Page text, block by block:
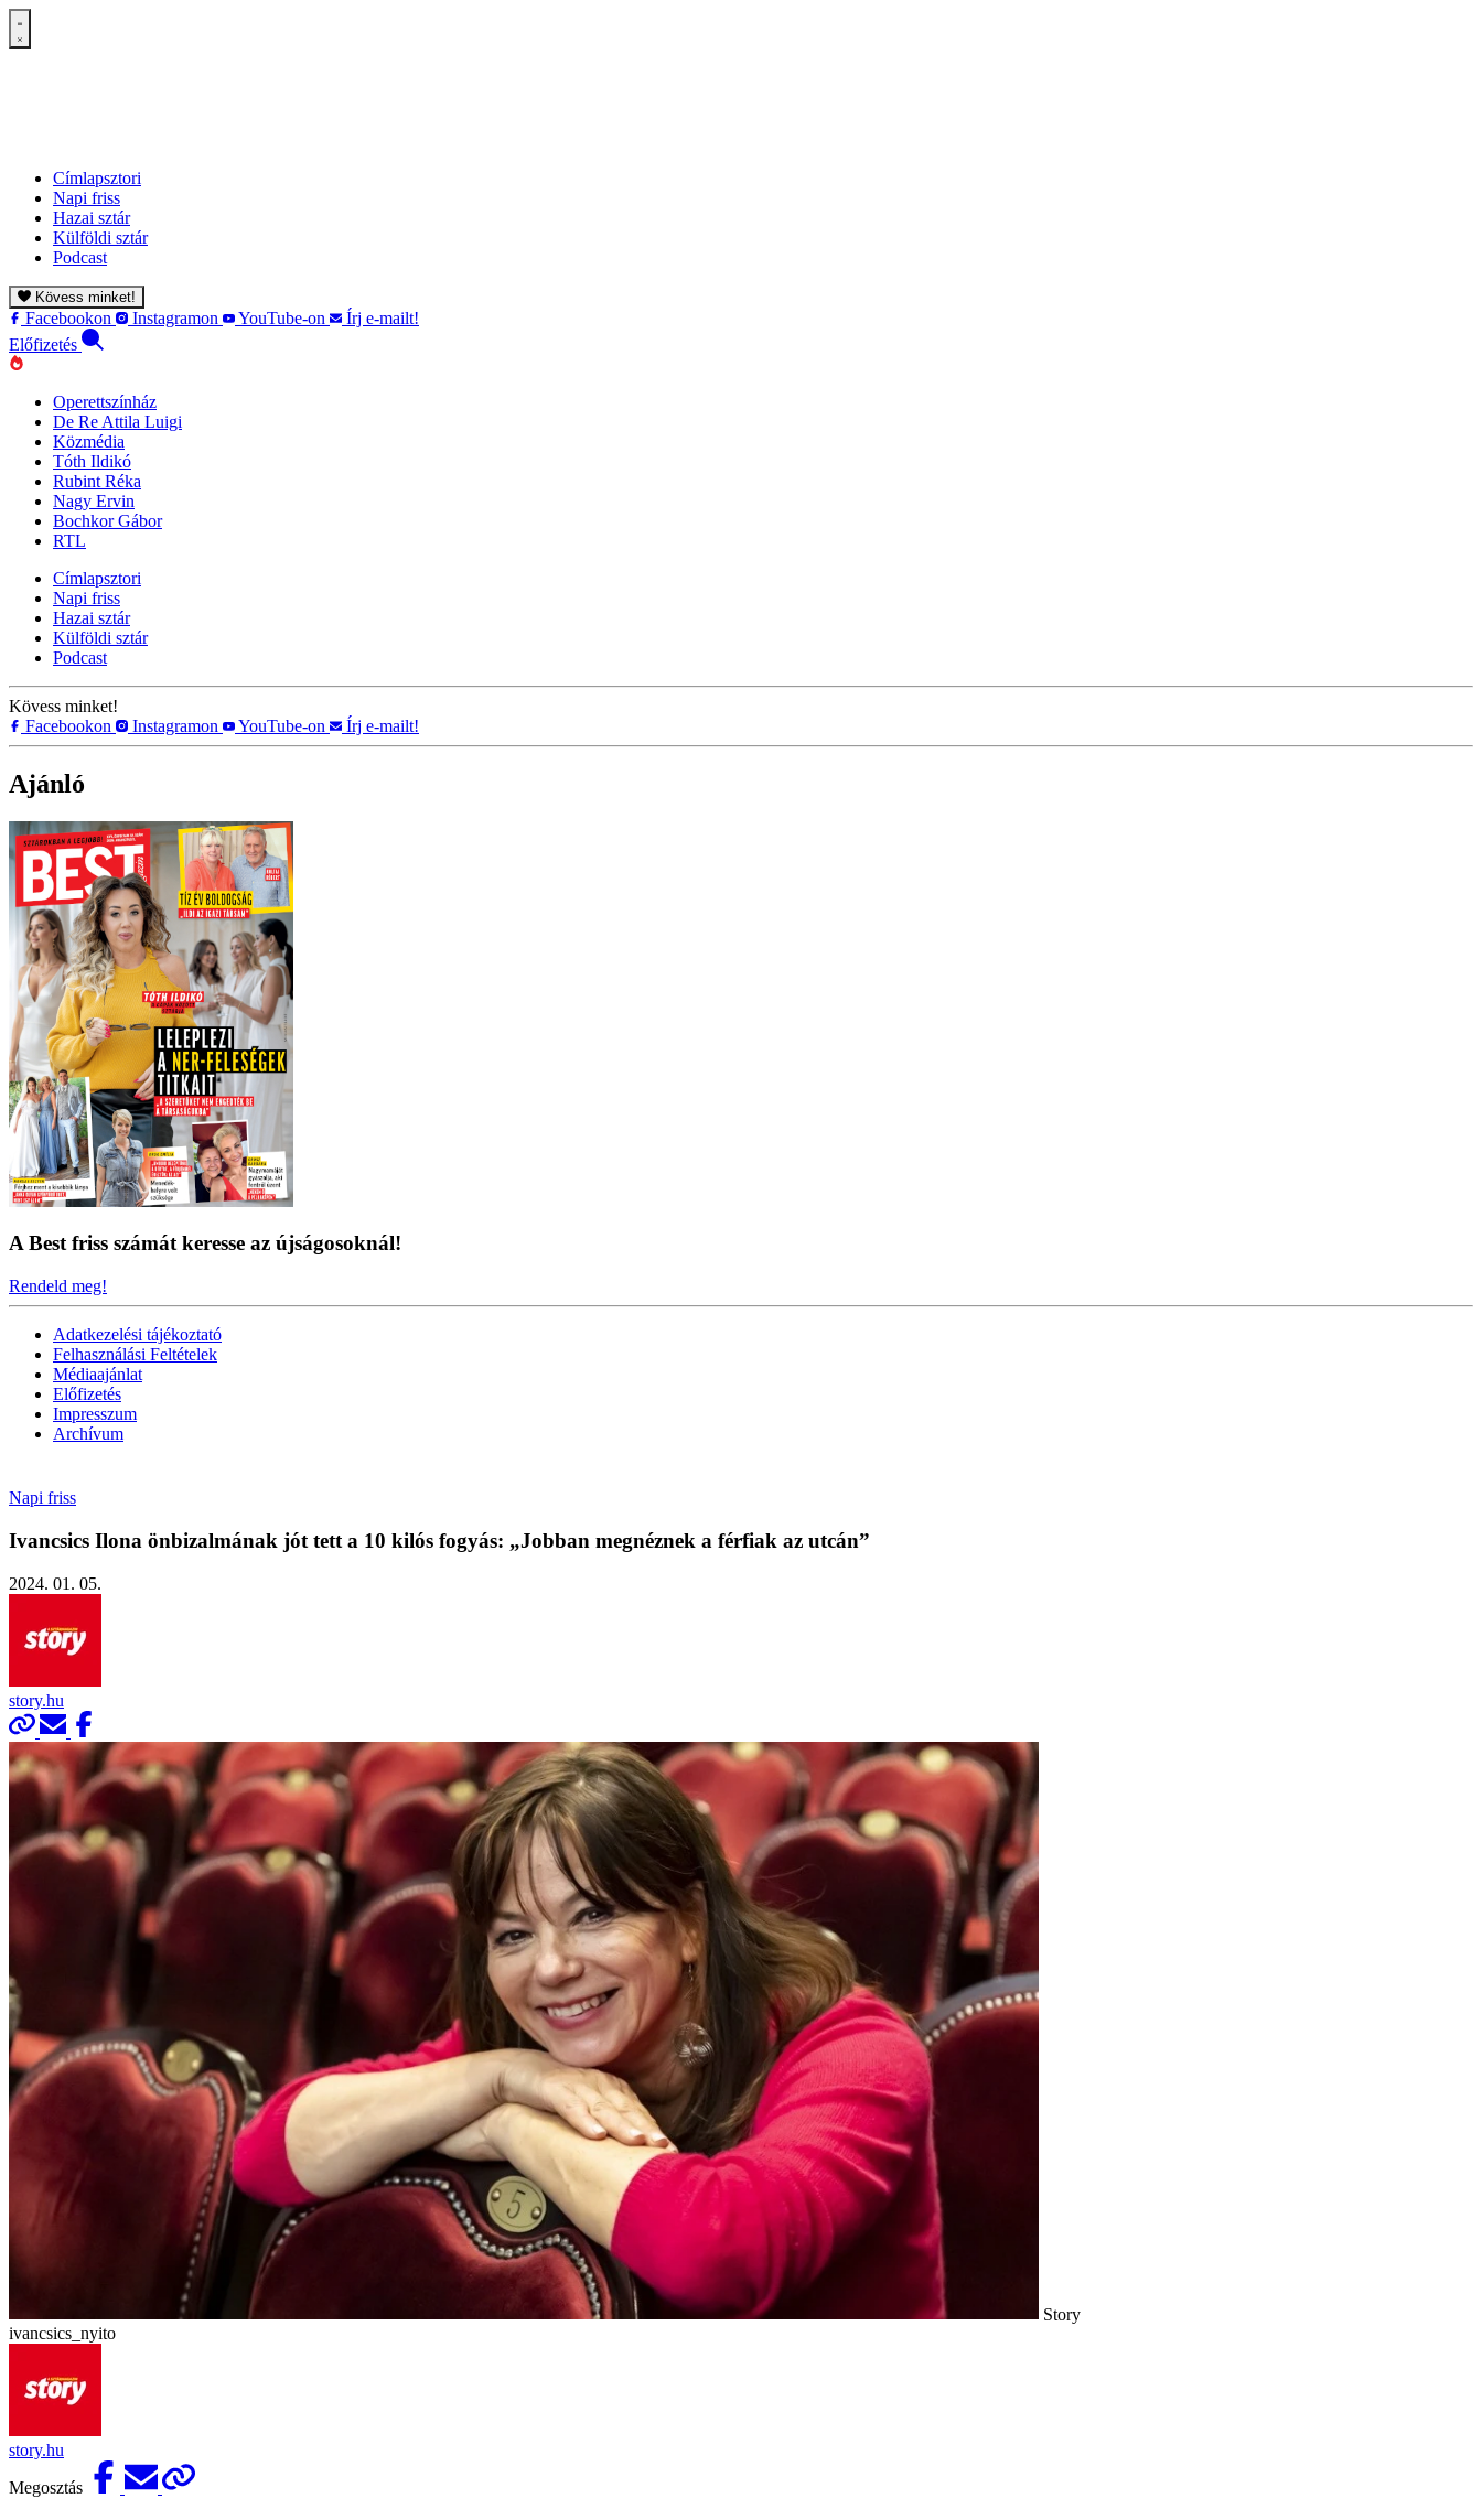
Címlapsztori
Napi friss
Hazai sztár
Külföldi sztár
Podcast
Kövess minket!
Facebookon Instagramon YouTube-on
Írj e-mailt!
Előfizetés
Operettszínház
De Re Attila Luigi
Közmédia
Tóth Ildikó
Rubint Réka
Nagy Ervin
Bochkor Gábor
RTL
Címlapsztori
Napi friss
Hazai sztár
Külföldi sztár
Podcast
Kövess minket!
Facebookon
Instagramon YouTube-on Írj e-mailt!
Ajánló
A Best friss számát keresse az újságosoknál!
Rendeld meg!
Adatkezelési tájékoztató
Felhasználási Feltételek
Médiaajánlat
Előfizetés
Impresszum
Archívum
Napi friss
Ivancsics Ilona önbizalmának jót tett a 10 kilós fogyás: „Jobban megnéznek a férfiak az utcán”
2024. 01. 05.
story.hu
Story
ivancsics_nyito
story.hu
Megosztás